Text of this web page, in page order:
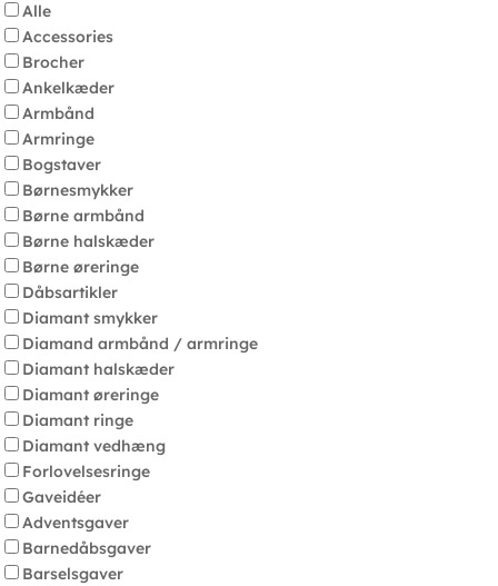
Alle
Accessories
Brocher
Ankelkæder
Armbånd
Armringe
Bogstaver
Børnesmykker
Børne armbånd
Børne halskæder
Børne øreringe
Dåbsartikler
Diamant smykker
Diamand armbånd / armringe
Diamant halskæder
Diamant øreringe
Diamant ringe
Diamant vedhæng
Forlovelsesringe
Gaveidéer
Adventsgaver
Barnedåbsgaver
Barselsgaver